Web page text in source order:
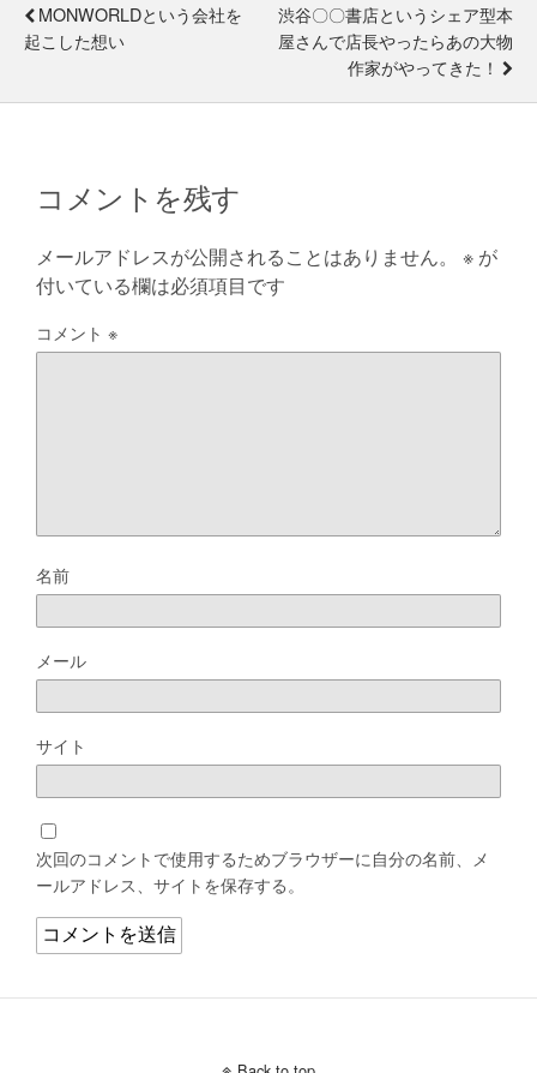
MONWORLDという会社を
起こした想い
渋谷〇〇書店というシェア型本
屋さんで店長やったらあの大物
作家がやってきた！
コメントを残す
メールアドレスが公開されることはありません。 ※ が
付いている欄は必須項目です
コメント ※
名前
メール
サイト
次回のコメントで使用するためブラウザーに自分の名前、メ
ールアドレス、サイトを保存する。